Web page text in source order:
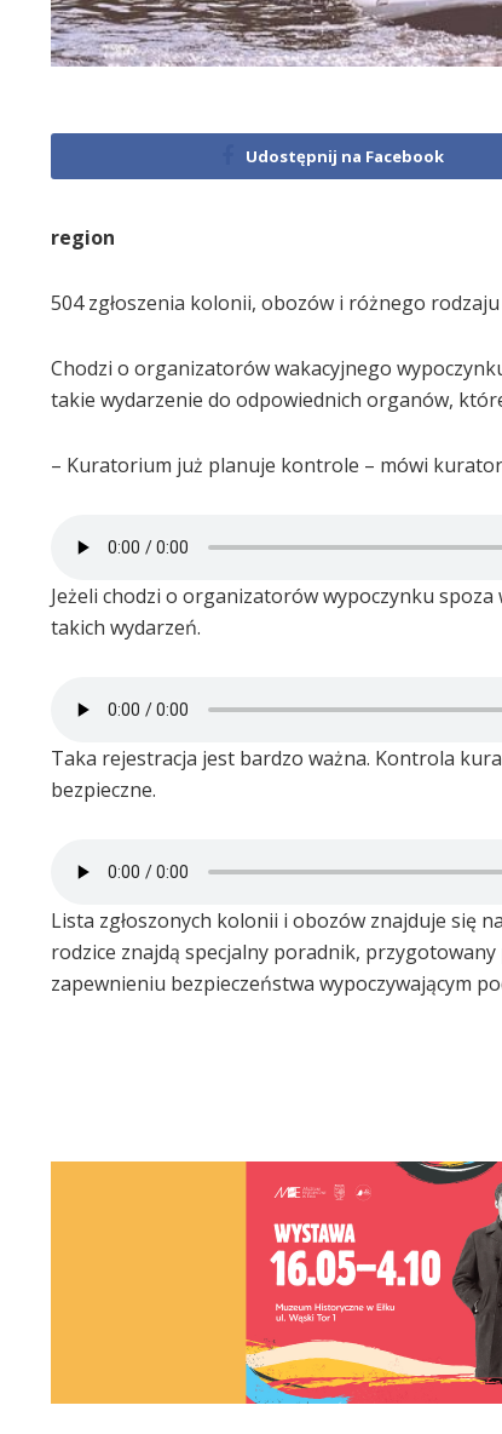
Udostępnij na Facebook
region
504 zgłoszenia kolonii, obozów i różnego
Chodzi o organizatorów wakacyjnego
takie wydarzenie do odpowiednich organów,
– Kuratorium już planuje kontrole – mówi kurator
Jeżeli chodzi o organizatorów wypoczynku
takich wydarzeń.
Taka rejestracja jest bardzo ważna. Kontrola
bezpieczne.
Lista zgłoszonych kolonii i obozów znajduje się
rodzice znajdą specjalny poradnik,
zapewnieniu bezpieczeństwa wypoczywającym